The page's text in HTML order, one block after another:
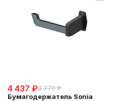
4 437 ₽9 770 ₽
Бумагодержатель Sonia